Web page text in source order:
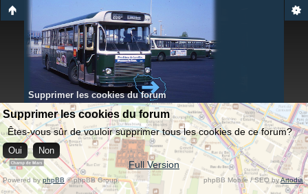
Supprimer les cookies du forum
Supprimer les cookies du forum
Êtes-vous sûr de vouloir supprimer tous les cookies de ce forum?
Full Version
Powered byphpBB © phpBB Group. phpBB Mobile / SEO byArtodia.